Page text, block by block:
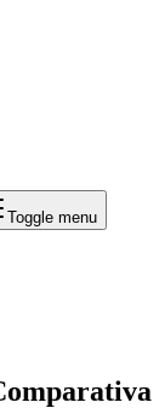
Toggle menu